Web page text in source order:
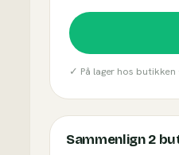
✓ På lager hos butikken ·
Sammenlign2